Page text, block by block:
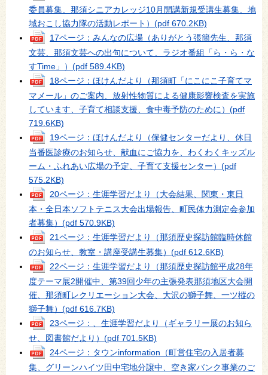
委員募集、那須シニアカレッジ10月開講新規受講生募集、地
域おこし協力隊の活動レポート） (pdf 670.2KB)
17ページ：みんなの広場（ありがとう張簡先生、那須
文芸、那須文芸への出句について、ラジオ番組「ら・ら・な
すTime」） (pdf 589.4KB)
18ページ：ほけんだより（那須町「にこにこ子育てマ
マメール」のご案内、放射性物質による健康影響検査を実施
しています、子育て相談支援、食中毒予防のために） (pdf
719.6KB)
19ページ：ほけんだより（保健センターだより、休日
当番医診療のお知らせ、献血にご協力を、わくわくキッズル
ーム・ふれあい広場の予定、子育て支援センター） (pdf
575.2KB)
20ページ：生涯学習だより（大会結果、関東・東日
本・全日本ソフトテニス大会出場報告、町民体力測定会参加
者募集） (pdf 570.9KB)
21ページ：生涯学習だより（那須歴史探訪館臨時休館
のお知らせ、教室・講座受講生募集） (pdf 612.6KB)
22ページ：生涯学習だより（那須歴史探訪館平成28年
度テーマ展2開催中、第39回少年の主張発表那須地区大会開
催、那須町レクリエーション大会、大沢の獅子舞、一ツ樅の
獅子舞） (pdf 616.7KB)
23ページ：、生涯学習だより（ギャラリー展のお知ら
せ、図書館だより） (pdf 701.5KB)
24ページ：タウンinformation（町営住宅の入居者募
集、グリーンハイツ田中宅地分譲中、空き家バンク事業のご